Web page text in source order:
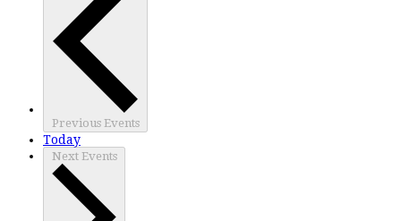
Previous Events
Today
Next Events